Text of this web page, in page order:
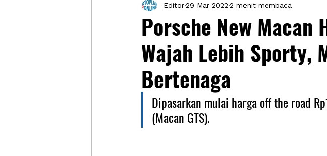
Porsche New Macan
Wajah Lebih Sporty,
Bertenaga
Editor29 Mar 2022 2 menit membaca
Dipasarkan mulai harga off the road
(Macan GTS).